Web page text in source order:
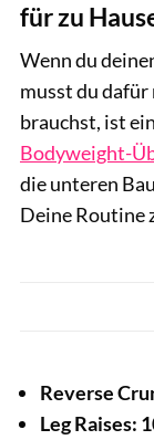
für zu
Wenn du
musst du
brauchst, ist
Bodyweight-
die unteren
Deine Routine
Reverse
Leg Raises: